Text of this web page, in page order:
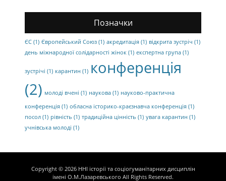
Позначки
ЄС (1) Європейський Союз (1) акредитація (1) відкрита зустріч (1)
день міжнародної солідарності жінок (1) експертна група (1)
зустрічі (1) карантин (1) конференція
(2) молоді вчені (1) наукова (1) науково-практична
конференція (1) обласна історико-краєзнавча конференція (1)
посол (1) рівність (1) традиційна цінність (1) увага карантин (1)
учнівська молоді (1)
Copyright © 2026 ННІ історії та соціогуманітарних дисциплін
імені О.М.Лазаревського All Rights Reserved.